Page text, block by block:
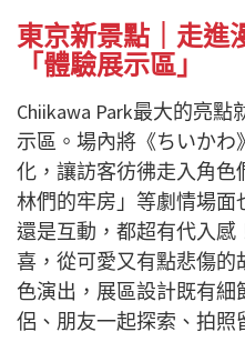
東京新景點｜走進
「體驗展示區」
Chiikawa Park最大的亮
示區。場內將《ちいか
化，讓訪客彷彿走入角
林們的牢房」等劇情場
還是互動，都超有代入
喜，從可愛又有點悲傷的
色演出，展區設計既有
侶、朋友一起探索、拍照